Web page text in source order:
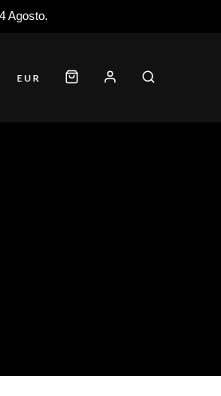
Agosto.
EUR